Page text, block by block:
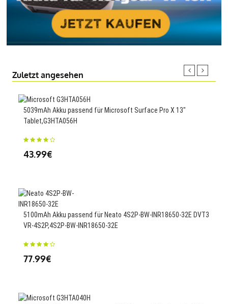
Zuletzt angesehen
5039mAh Akku passend für Microsoft Surface Pro X 13"
Tablet,G3HTA056H
43.99€
5100mAh Akku passend für Neato 4S2P-BW-INR18650-32E DVT3
VR-4S2P,4S2P-BW-INR18650-32E
77.99€